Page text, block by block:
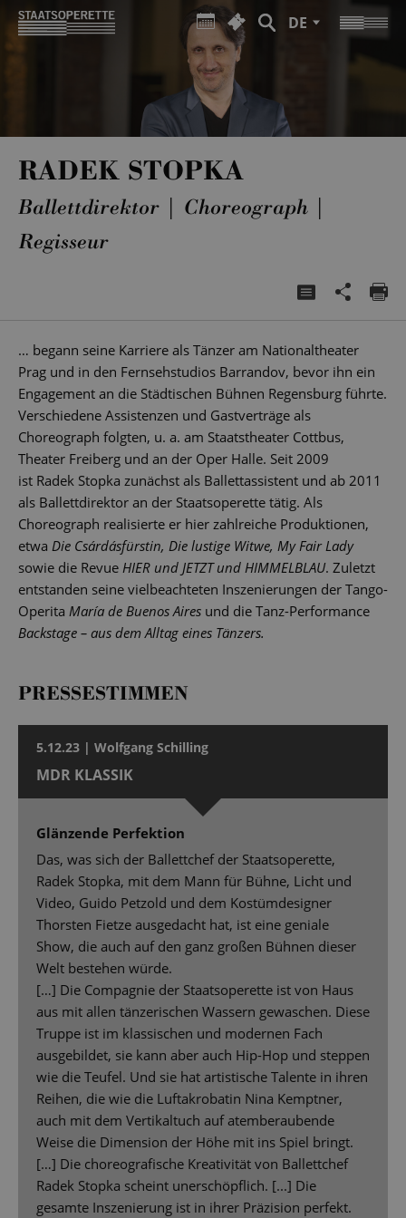
DE
RADEK STOPKA
Ballettdirektor | Choreograph |
Regisseur
… begann seine Karriere als Tänzer am Nationaltheater
Prag und in den Fernsehstudios Barrandov, bevor ihn ein
Engagement an die Städtischen Bühnen Regensburg führte.
Verschiedene Assistenzen und Gastverträge als
Choreograph folgten, u. a. am Staatstheater Cottbus,
Theater Freiberg und an der Oper Halle. Seit 2009
ist Radek Stopka zunächst als Ballettassistent und ab 2011
als Ballettdirektor an der Staatsoperette tätig. Als
Choreograph realisierte er hier zahlreiche Produktionen,
etwa Die Csárdásfürstin, Die lustige Witwe, My Fair Lady
sowie die Revue HIER und JETZT und HIMMELBLAU. Zuletzt
entstanden seine vielbeachteten Inszenierungen der Tango-
Operita María de Buenos Aires und die Tanz-Performance
Backstage – aus dem Alltag eines Tänzers.
PRESSESTIMMEN
5.12.23 | Wolfgang Schilling
MDR KLASSIK
Glänzende Perfektion
Das, was sich der Ballettchef der Staatsoperette,
Radek Stopka, mit dem Mann für Bühne, Licht und
Video, Guido Petzold und dem Kostümdesigner
Thorsten Fietze ausgedacht hat, ist eine geniale
Show, die auch auf den ganz großen Bühnen dieser
Welt bestehen würde.
[…] Die Compagnie der Staatsoperette ist von Haus
aus mit allen tänzerischen Wassern gewaschen. Diese
Truppe ist im klassischen und modernen Fach
ausgebildet, sie kann aber auch Hip-Hop und steppen
wie die Teufel. Und sie hat artistische Talente in ihren
Reihen, die wie die Luftakrobatin Nina Kemptner,
auch mit dem Vertikaltuch auf atemberaubende
Weise die Dimension der Höhe mit ins Spiel bringt.
[…] Die choreografische Kreativität von Ballettchef
Radek Stopka scheint unerschöpflich. [...] Die
gesamte Inszenierung ist in ihrer Präzision perfekt.